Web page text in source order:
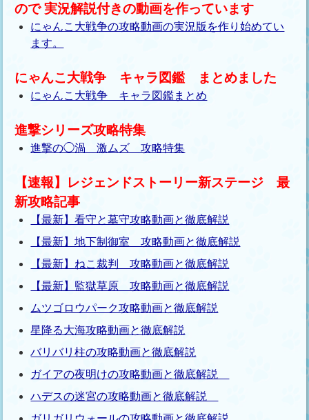
ので 実況解説付きの動画を作っています
にゃんこ大戦争の攻略動画の実況版を作り始めてい
ます。
にゃんこ大戦争 キャラ図鑑 まとめました
にゃんこ大戦争 キャラ図鑑まとめ
進撃シリーズ攻略特集
進撃の◯渦 激ムズ 攻略特集
【速報】レジェンドストーリー新ステージ 最
新攻略記事
【最新】看守と墓守攻略動画と徹底解説
【最新】地下制御室 攻略動画と徹底解説
【最新】ねこ裁判 攻略動画と徹底解説
【最新】監獄草原 攻略動画と徹底解説
ムツゴロウパーク攻略動画と徹底解説
星降る大海攻略動画と徹底解説
バリバリ柱の攻略動画と徹底解説
ガイアの夜明けの攻略動画と徹底解説
ハデスの迷宮の攻略動画と徹底解説